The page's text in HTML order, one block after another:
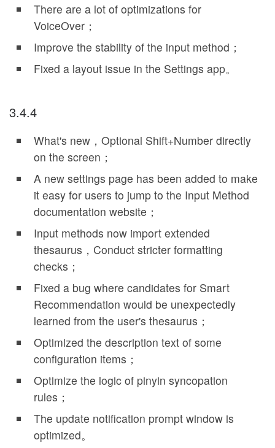
There are a lot of optimizations for
VoiceOver；
Improve the stability of the input method；
Fixed a layout issue in the Settings app。
3.4.4
What's new，Optional Shift+Number directly
on the screen；
A new settings page has been added to make
it easy for users to jump to the Input Method
documentation website；
Input methods now import extended
thesaurus，Conduct stricter formatting
checks；
Fixed a bug where candidates for Smart
Recommendation would be unexpectedly
learned from the user's thesaurus；
Optimized the description text of some
configuration items；
Optimize the logic of pinyin syncopation
rules；
The update notification prompt window is
optimized。